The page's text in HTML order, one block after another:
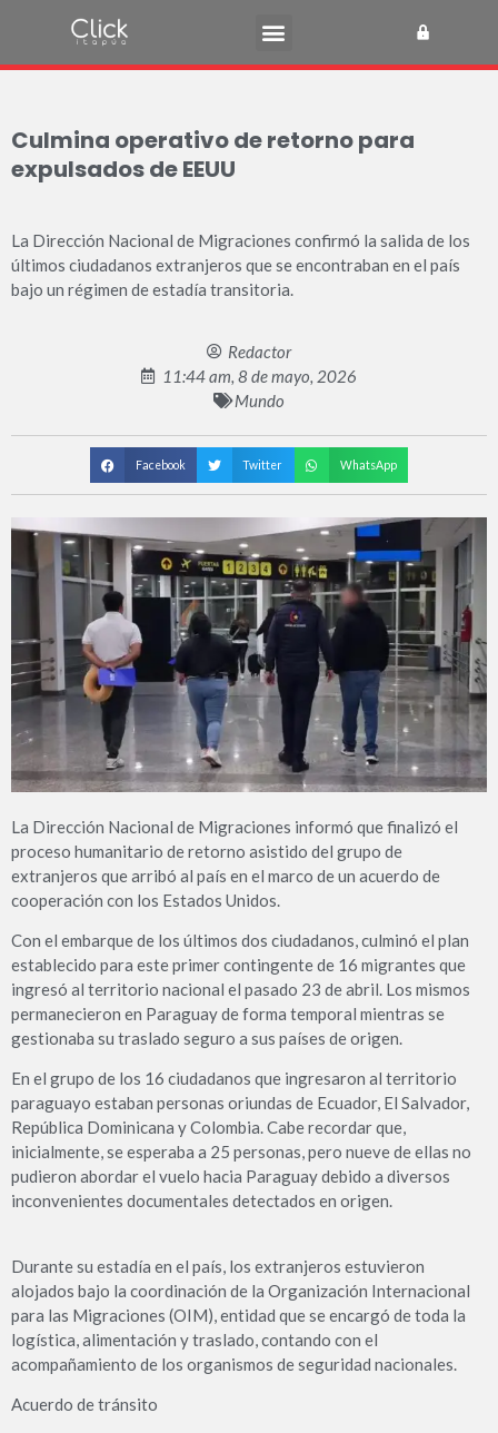
Culmina operativo de retorno para
expulsados de EEUU
La Dirección Nacional de Migraciones confirmó la salida de los
últimos ciudadanos extranjeros que se encontraban en el país
bajo un régimen de estadía transitoria.
Redactor
11:44 am, 8 de mayo, 2026
Mundo
Facebook Twitter WhatsApp
La Dirección Nacional de Migraciones informó que finalizó el
proceso humanitario de retorno asistido del grupo de
extranjeros que arribó al país en el marco de un acuerdo de
cooperación con los Estados Unidos.
Con el embarque de los últimos dos ciudadanos, culminó el plan
establecido para este primer contingente de 16 migrantes que
ingresó al territorio nacional el pasado 23 de abril. Los mismos
permanecieron en Paraguay de forma temporal mientras se
gestionaba su traslado seguro a sus países de origen.
En el grupo de los 16 ciudadanos que ingresaron al territorio
paraguayo estaban personas oriundas de Ecuador, El Salvador,
República Dominicana y Colombia. Cabe recordar que,
inicialmente, se esperaba a 25 personas, pero nueve de ellas no
pudieron abordar el vuelo hacia Paraguay debido a diversos
inconvenientes documentales detectados en origen.
Durante su estadía en el país, los extranjeros estuvieron
alojados bajo la coordinación de la Organización Internacional
para las Migraciones (OIM), entidad que se encargó de toda la
logística, alimentación y traslado, contando con el
acompañamiento de los organismos de seguridad nacionales.
Acuerdo de tránsito